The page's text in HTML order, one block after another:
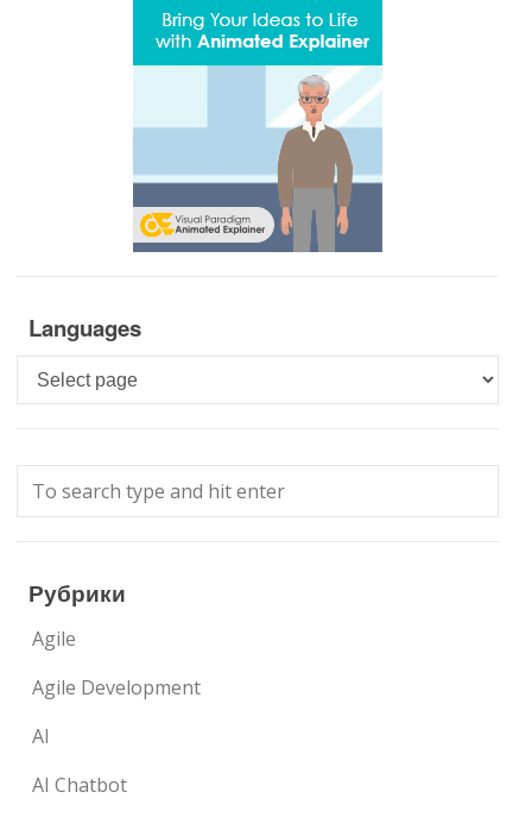
Languages
Languages
Рубрики
Agile
Agile Development
AI
AI Chatbot